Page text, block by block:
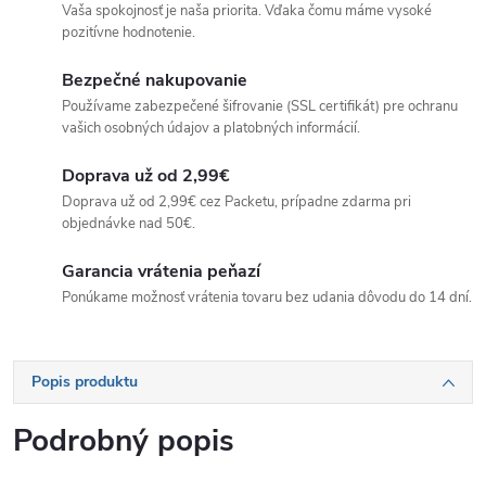
Vaša spokojnosť je naša priorita. Vďaka čomu máme vysoké
pozitívne hodnotenie.
Bezpečné nakupovanie
Používame zabezpečené šifrovanie (SSL certifikát) pre ochranu
vašich osobných údajov a platobných informácií.
Doprava už od 2,99€
Doprava už od 2,99€ cez Packetu, prípadne zdarma pri
objednávke nad 50€.
Garancia vrátenia peňazí
Ponúkame možnosť vrátenia tovaru bez udania dôvodu do 14 dní.
Popis produktu
Podrobný popis